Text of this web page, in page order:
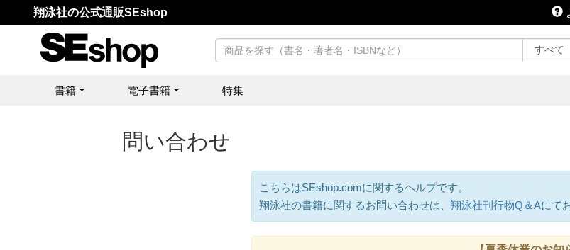
翔泳社の公式通販SEshop
書籍 電子書籍 特集
問い合わせ
こちらはSEshop.comに関するヘルプです。
翔泳社の書籍に関するお問い合わせは、 翔泳社刊行物Q＆Aにて